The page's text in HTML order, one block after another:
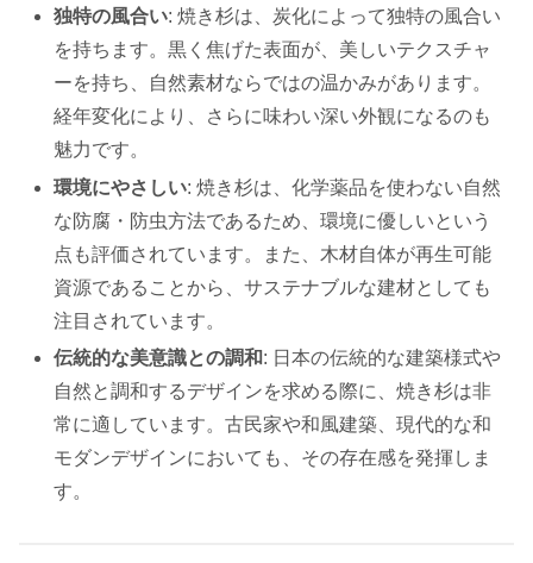
独特の風合い: 焼き杉は、炭化によって独特の風合い
を持ちます。黒く焦げた表面が、美しいテクスチャ
ーを持ち、自然素材ならではの温かみがあります。
経年変化により、さらに味わい深い外観になるのも
魅力です。
環境にやさしい: 焼き杉は、化学薬品を使わない自然
な防腐・防虫方法であるため、環境に優しいという
点も評価されています。また、木材自体が再生可能
資源であることから、サステナブルな建材としても
注目されています。
伝統的な美意識との調和: 日本の伝統的な建築様式や
自然と調和するデザインを求める際に、焼き杉は非
常に適しています。古民家や和風建築、現代的な和
モダンデザインにおいても、その存在感を発揮しま
す。